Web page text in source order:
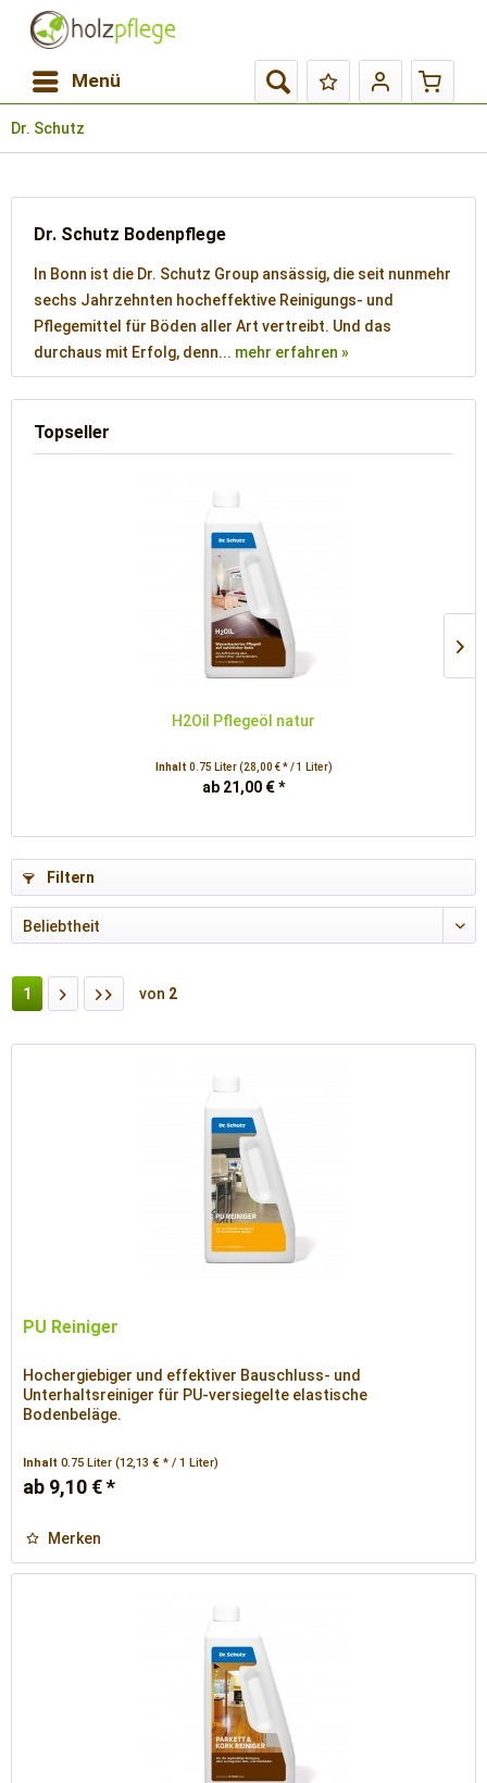
Menü
Dr. Schutz
Dr. Schutz Bodenpflege
In Bonn ist die Dr. Schutz Group ansässig, die seit nunmehr
sechs Jahrzehnten hocheffektive Reinigungs- und
Pflegemittel für Böden aller Art vertreibt. Und das
durchaus mit Erfolg, denn... mehr erfahren »
Topseller
H2Oil Pflegeöl natur
Inhalt 0.75 Liter(28,00 € * / 1 Liter)
ab 21,00 € *
Filtern
1 von 2
PU Reiniger
Hochergiebiger und effektiver Bauschluss- und
Unterhaltsreiniger für PU-versiegelte elastische
Bodenbeläge.
Inhalt0.75 Liter(12,13 € * / 1 Liter)
ab 9,10 € *
Merken